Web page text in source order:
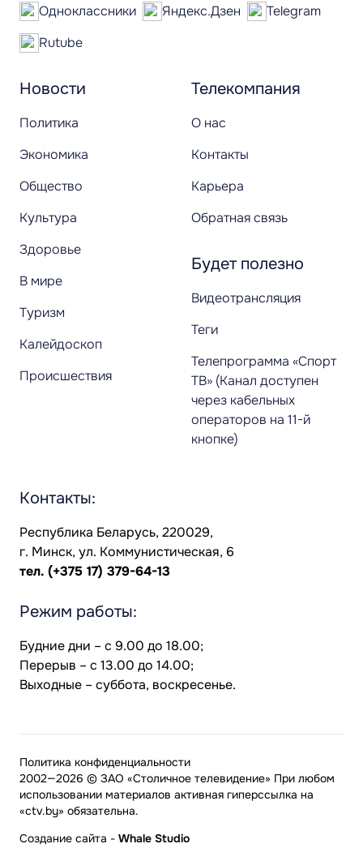
Новости
Политика
Экономика
Общество
Культура
Здоровье
В мире
Туризм
Калейдоскоп
Происшествия
Телекомпания
О нас
Контакты
Карьера
Обратная связь
Будет полезно
Видеотрансляция
Теги
Телепрограмма «Спорт
ТВ» (Канал доступен
через кабельных
операторов на 11-й
кнопке)
Одноклассники
Яндекс.Дзен
Telegram
Rutube
Контакты:
Республика Беларусь, 220029,
г. Минск, ул. Коммунистическая, 6
тел. (+375 17) 379-64-13
Режим работы:
Будние дни – с 9.00 до 18.00;
Перерыв – с 13.00 до 14.00;
Выходные – суббота, воскресенье.
2002—2026 © ЗАО «Столичное телевидение» При любом
использовании материалов активная гиперссылка на
«ctv.by» обязательна.
Политика конфиденциальности
Создание сайта - Whale Studio